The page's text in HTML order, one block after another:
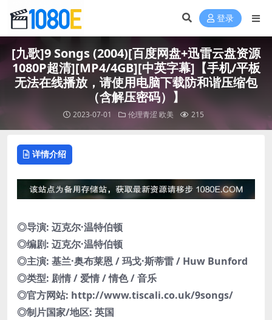
登录
[九歌]9 Songs (2004)[百度网盘+迅雷云盘资源
1080P超清][MP4/4GB][中英字幕]【手机/平板
无法在线播放，请使用电脑下载防和谐压缩包
（含解压密码）】
2023-07-01 伦理青涩 欧美 215
详情介绍
◎导演: 迈克尔·温特伯顿
◎编剧: 迈克尔·温特伯顿
◎主演: 基兰·奥布莱恩 / 玛戈·斯蒂雷 / Huw Bunford
◎类型: 剧情 / 爱情 / 情色 / 音乐
◎官方网站: http://www.tiscali.co.uk/9songs/
◎制片国家/地区: 英国